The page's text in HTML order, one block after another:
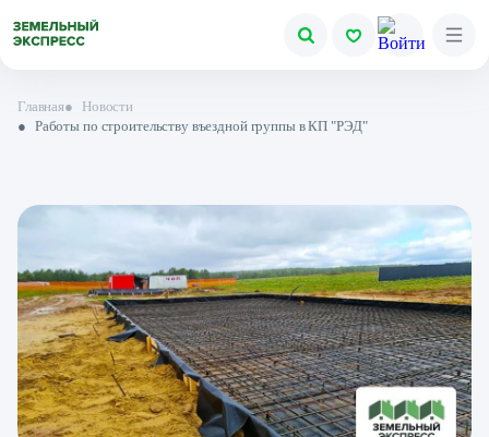
Главная●
Новости
● Работы по строительству въездной группы в КП "РЭД"